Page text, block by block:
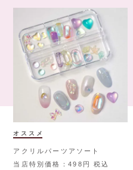
オススメ
アクリルパーツアソート
当店特別価格
498 税込